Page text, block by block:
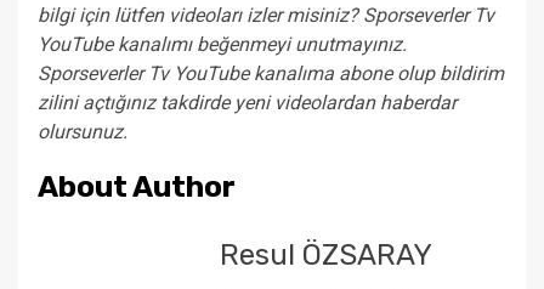
bilgi için lütfen videoları izler misiniz? Sporseverler Tv
YouTube kanalımı beğenmeyi unutmayınız.
Sporseverler Tv YouTube kanalıma abone olup bildirim
zilini açtığınız takdirde yeni videolardan haberdar
olursunuz.
About Author
Resul ÖZSARAY